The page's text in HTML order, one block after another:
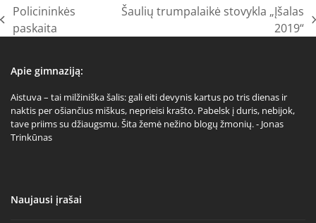
previous
Policininkės
paskaita
Šaulių trumpalaikė stovykla „Įšalas
2019“
Apie gimnaziją:
Aistuva – tai milžiniška šalis: gali eiti devynis kartus po tris dienas ir
naktis per ošiančius miškus, neprieisi krašto. Pabelsk į duris, nebijok,
tave priims su džiaugsmu. Šita žemė nežino blogų žmonių. - Jonas
Trinkūnas
Naujausi įrašai